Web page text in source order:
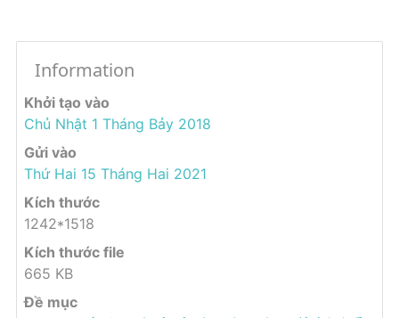
Information
Khởi tạo vào
Chủ Nhật 1 Tháng Bảy 2018
Gửi vào
Thứ Hai 15 Tháng Hai 2021
Kích thước
1242*1518
Kích thước file
665 KB
Đề mục